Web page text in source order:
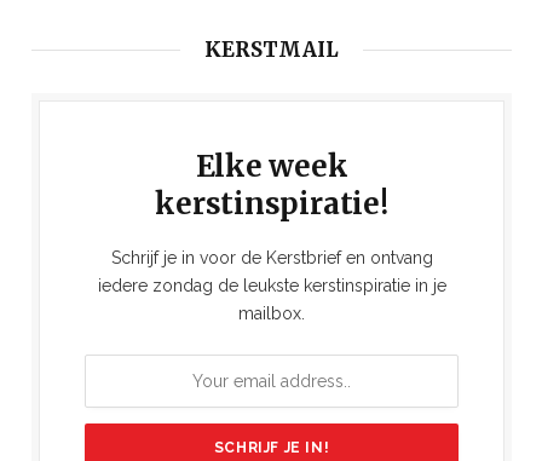
KERSTMAIL
Elke week
kerstinspiratie!
Schrijf je in voor de Kerstbrief en ontvang
iedere zondag de leukste kerstinspiratie in je
mailbox.